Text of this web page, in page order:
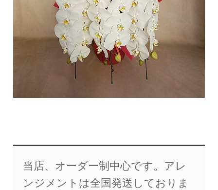
当店、オーダー制中心です。アレ
ンジメントは全国発送しておりま